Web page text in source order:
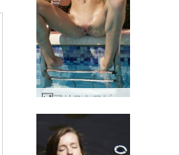
アリストロピカル #24